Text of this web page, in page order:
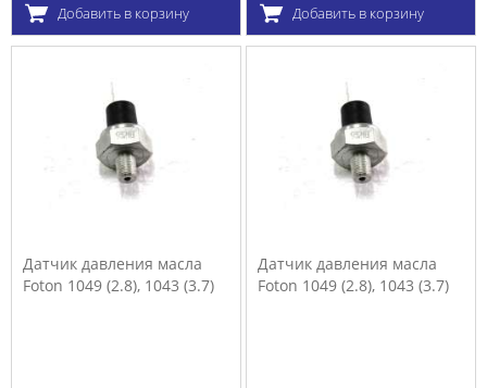
Добавить в корзину Добавить в корзину
Датчик давления масла
Foton 1049 (2.8), 1043 (3.7)
Датчик давления масла
Foton 1049 (2.8), 1043 (3.7)